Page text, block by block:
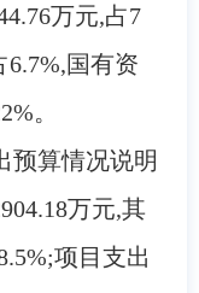
万元,占7
6.7%,国有资
。
预算情况说明
万元,其
%;项目支出